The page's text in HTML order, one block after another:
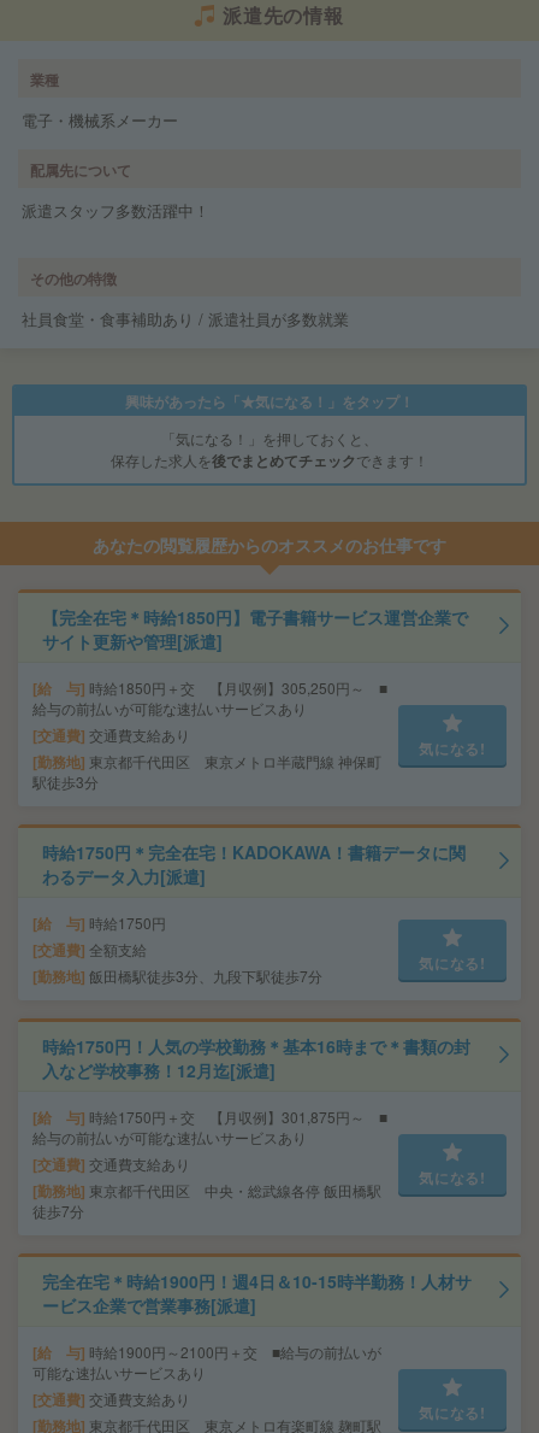
派遣先の情報
業種
電子・機械系メーカー
配属先について
派遣スタッフ多数活躍中！
その他の特徴
社員食堂・食事補助あり / 派遣社員が多数就業
興味があったら「★気になる！」をタップ！
「気になる！」を押しておくと、
保存した求人を後でまとめてチェックできます！
あなたの閲覧履歴からのオススメのお仕事です
【完全在宅＊時給1850円】電子書籍サービス運営企業で
サイト更新や管理[派遣]
給 与 時給1850円＋交 【月収例】305,250円～ ■
給与の前払いが可能な速払いサービスあり
交通費 交通費支給あり
勤務地 東京都千代田区 東京メトロ半蔵門線 神保町
駅徒歩3分
気になる!
時給1750円＊完全在宅！KADOKAWA！書籍データに関
わるデータ入力[派遣]
給 与 時給1750円
交通費 全額支給
勤務地 飯田橋駅徒歩3分、九段下駅徒歩7分
気になる!
時給1750円！人気の学校勤務＊基本16時まで＊書類の封
入など学校事務！12月迄[派遣]
給 与 時給1750円＋交 【月収例】301,875円～ ■
給与の前払いが可能な速払いサービスあり
交通費 交通費支給あり
勤務地 東京都千代田区 中央・総武線各停 飯田橋駅
徒歩7分
気になる!
完全在宅＊時給1900円！週4日＆10-15時半勤務！人材サ
ービス企業で営業事務[派遣]
給 与 時給1900円～2100円＋交 ■給与の前払いが
可能な速払いサービスあり
交通費 交通費支給あり
勤務地 東京都千代田区 東京メトロ有楽町線 麹町駅
気になる!